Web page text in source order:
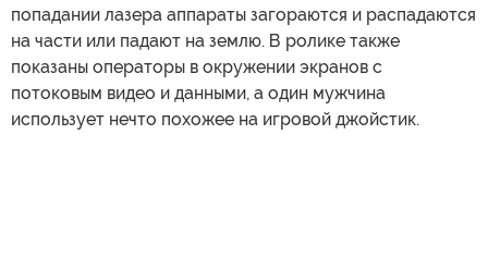
попадании лазера аппараты загораются и распадаются
на части или падают на землю. В ролике также
показаны операторы в окружении экранов с
потоковым видео и данными, а один мужчина
использует нечто похожее на игровой джойстик.